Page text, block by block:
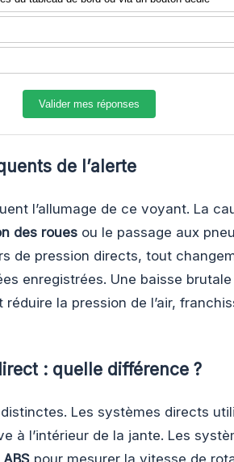
Valider mes réponses
de l’alerte
l’allumage de ce voyant. La
des roues ou le passage aux
de pression directs, tout
enregistrées. Une baisse
la pression de l’air,
: quelle différence ?
Les systèmes directs
à l’intérieur de la jante. Les
pour mesurer la vitesse de